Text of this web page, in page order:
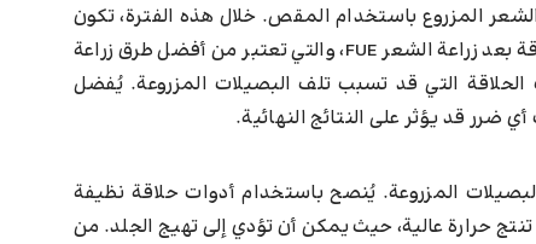
لمدة تتراوح بين 3 إلى 4 أشهر قبل قص الشعر المزروع باستخدام المقص. خلال هذه الفترة، تكون
البصيلات المزروعة حساسة وتحتاج إلى وقت لتثبيت نفسها في فروة الرأس. الحلاقة بعد زراعة الشعر FUE، والتي تعتبر من أفضل طرق زراعة
التي قد تسبب تلف البصيلات المزروعة. يُفضل
قد يؤثر على النتائج النهائية.
المزروعة. يُنصح باستخدام أدوات حلاقة نظيفة
حرارة عالية، حيث يمكن أن تؤدي إلى تهيج الجلد. من